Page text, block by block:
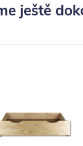
ještě